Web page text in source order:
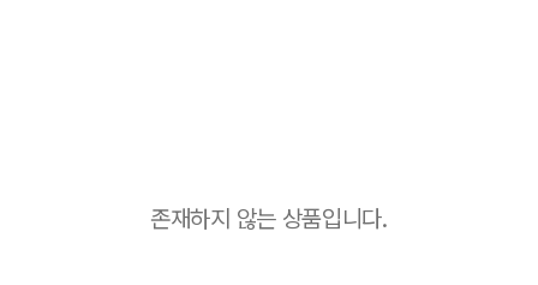
존재하지 않는 상품입니다.